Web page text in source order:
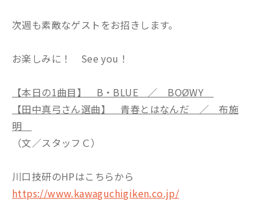
次週も素敵なゲストをお招きします。
お楽しみに！ See you！
【本日の1曲目】 B・BLUE ／ BOØWY
【田中真弓さん選曲】 青春とはなんだ ／ 布施
明
（文／スタッフＣ）
川口技研のHPはこちらから
https://www.kawaguchigiken.co.jp/